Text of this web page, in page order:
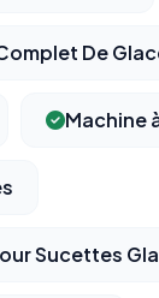
De
Machine
Sucettes
sécurité,